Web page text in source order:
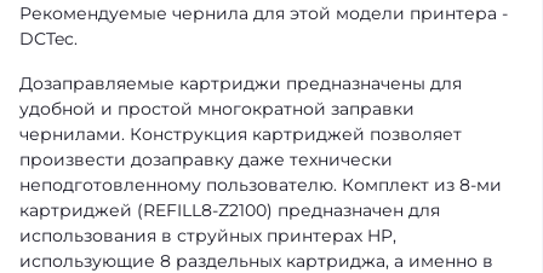
Рекомендуемые чернила для этой модели принтера -
DCTec.
Дозаправляемые картриджи предназначены для
удобной и простой многократной заправки
чернилами. Конструкция картриджей позволяет
произвести дозаправку даже технически
неподготовленному пользователю. Комплект из 8-ми
картриджей (REFILL8-Z2100) предназначен для
использования в струйных принтерах HP,
использующие 8 раздельных картриджа, а именно в